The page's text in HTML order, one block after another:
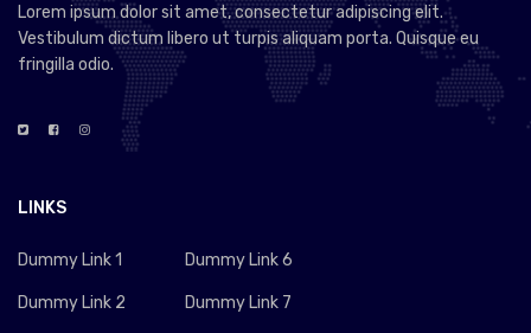
Lorem ipsum dolor sit amet, consectetur adipiscing elit.
Vestibulum dictum libero ut turpis aliquam porta. Quisque eu
fringilla odio.
LINKS
Dummy Link 1
Dummy Link 2
Dummy Link 6
Dummy Link 7